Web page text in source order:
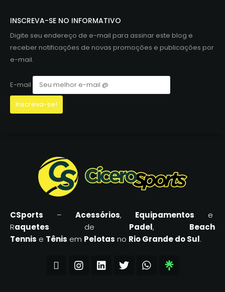
INSCREVA-SE NO INFORMATIVO
Digite seu endereço de e-mail para assinar este blog e
receber notificações de novas promoções e publicações por
e-mail.
E-mail
CSports – Acessórios, Equipamentos e
Raquetes de Padel, Beach
Tennis e Tênis em Pelotas no Rio Grande do Sul.